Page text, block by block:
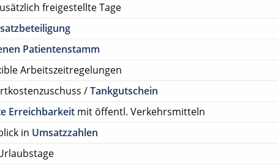
freigestellte Tage
Patientenstamm
Arbeitszeitregelungen
/Tankgutschein
Erreichbarkeit mit öffentl. Verkehrsmitteln
in Umsatzzahlen